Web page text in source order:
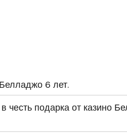
6 лет.
честь подарка от казино